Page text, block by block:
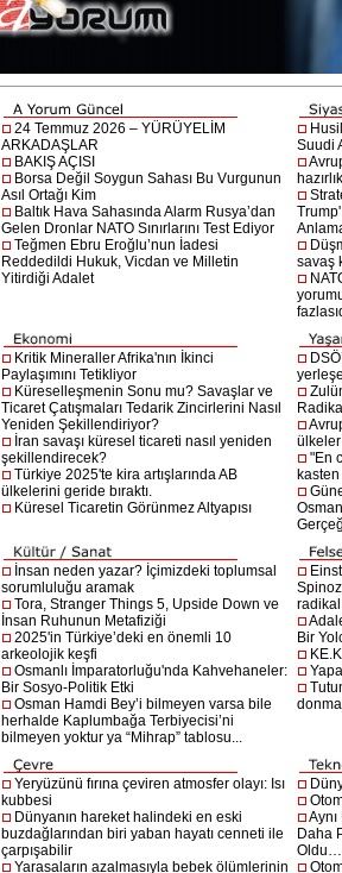
24 Temmuz 2026 – YÜRÜYELİM
ARKADAŞLAR
BAKIŞ AÇISI
Borsa Değil Soygun Sahası Bu Vurgunun
Asıl Ortağı Kim
Baltık Hava Sahasında Alarm Rusya’dan
Gelen Dronlar NATO Sınırlarını Test Ediyor
Teğmen Ebru Eroğlu’nun İadesi
Reddedildi Hukuk, Vicdan ve Milletin
Yitirdiği Adalet
Suudi
savaş
Kritik Mineraller Afrika'nın İkinci
Paylaşımını Tetikliyor
Küreselleşmenin Sonu mu? Savaşlar ve
Ticaret Çatışmaları Tedarik Zincirlerini Nasıl
Yeniden Şekillendiriyor?
İran savaşı küresel ticareti nasıl yeniden
şekillendirecek?
Türkiye 2025'te kira artışlarında AB
ülkelerini geride bıraktı.
Küresel Ticaretin Görünmez Altyapısı
"En
İnsan neden yazar? İçimizdeki toplumsal
sorumluluğu aramak
Tora, Stranger Things 5, Upside Down ve
İnsan Ruhunun Metafiziği
2025'in Türkiye’deki en önemli 10
arkeolojik keşfi
Osmanlı İmparatorluğu'nda Kahvehaneler:
Bir Sosyo-Politik Etki
Osman Hamdi Bey’i bilmeyen varsa bile
herhalde Kaplumbağa Terbiyecisi’ni
bilmeyen yoktur ya “Mihrap” tablosu...
Bir
Yeryüzünü fırına çeviren atmosfer olayı: Isı
kubbesi
Dünyanın hareket halindeki en eski
buzdağlarından biri yaban hayatı cenneti ile
çarpışabilir
Yarasaların azalmasıyla bebek ölümlerinin
Daha
Oldu…